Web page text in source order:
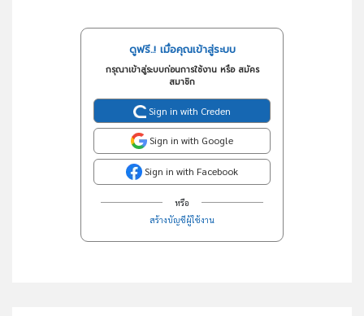
ดูฟรี..! เมื่อคุณเข้าสู่ระบบ
กรุณาเข้าสู่ระบบก่อนการใช้งาน หรือ สมัคร
สมาชิก
Sign in with Creden
Sign in with Google
Sign in with Facebook
หรือ
สร้างบัญชีผู้ใช้งาน